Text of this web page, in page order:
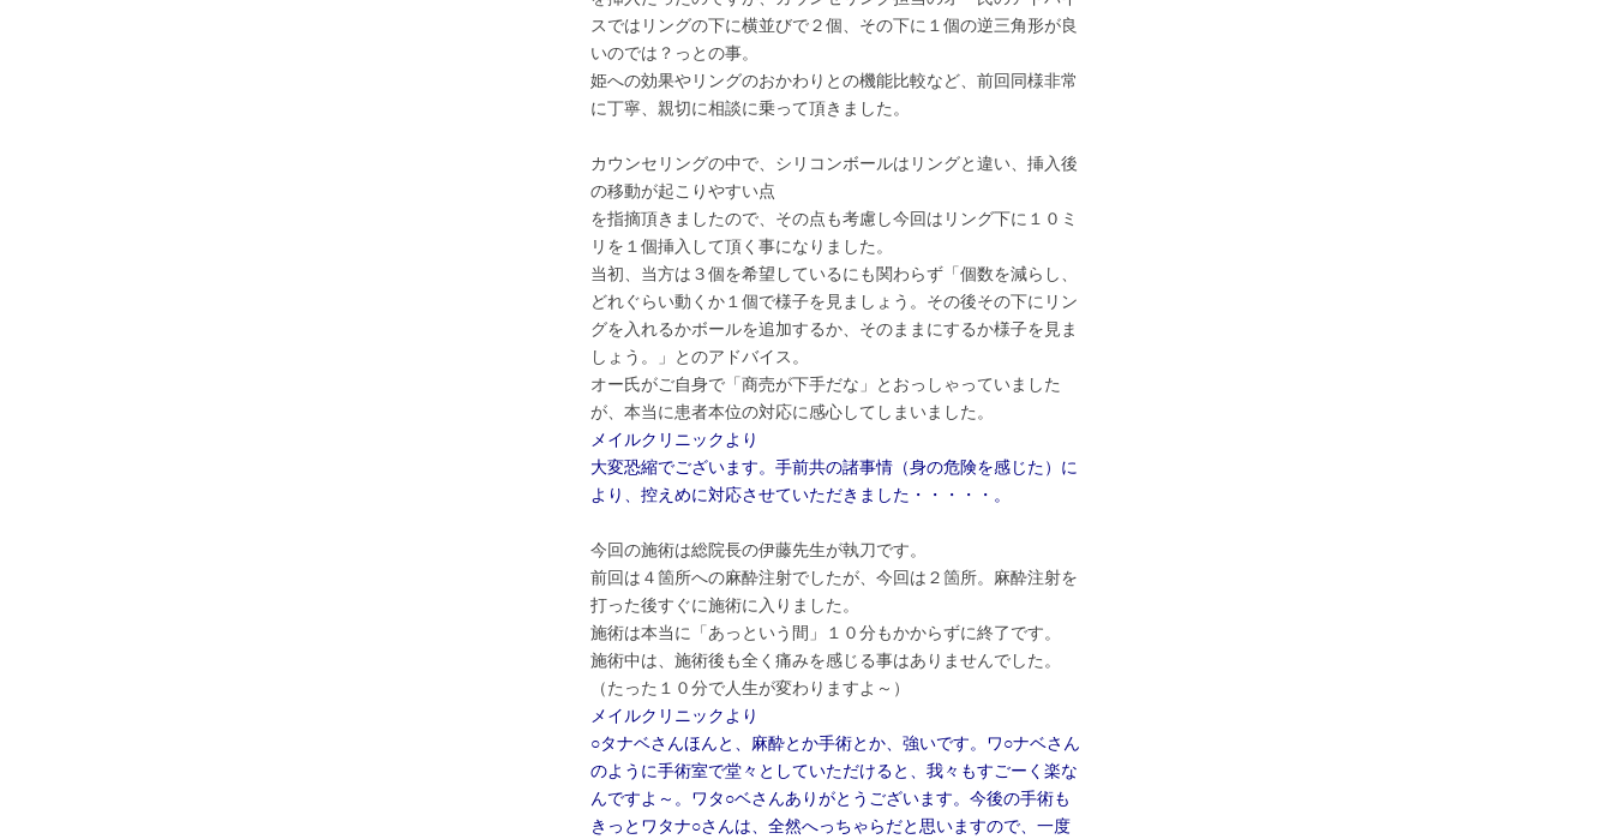
スではリングの下に横並びで２個、その下に１個の逆三角形が良
いのでは？っとの事。
姫への効果やリングのおかわりとの機能比較など、前回同様非常
に丁寧、親切に相談に乗って頂きました。
カウンセリングの中で、シリコンボールはリングと違い、挿入後
の移動が起こりやすい点
を指摘頂きましたので、その点も考慮し今回はリング下に１０ミ
リを１個挿入して頂く事になりました。
当初、当方は３個を希望しているにも関わらず「個数を減らし、
どれぐらい動くか１個で様子を見ましょう。その後その下にリン
グを入れるかボールを追加するか、そのままにするか様子を見ま
しょう。」とのアドバイス。
オー氏がご自身で「商売が下手だな」とおっしゃっていました
が、本当に患者本位の対応に感心してしまいました。
メイルクリニックより
大変恐縮でございます。手前共の諸事情（身の危険を感じた）に
より、控えめに対応させていただきました・・・・・。
今回の施術は総院長の伊藤先生が執刀です。
前回は４箇所への麻酔注射でしたが、今回は２箇所。麻酔注射を
打った後すぐに施術に入りました。
施術は本当に「あっという間」１０分もかからずに終了です。
施術中は、施術後も全く痛みを感じる事はありませんでした。
（たった１０分で人生が変わりますよ～）
メイルクリニックより
○タナベさんほんと、麻酔とか手術とか、強いです。ワ○ナベさん
のように手術室で堂々としていただけると、我々もすごーく楽な
んですよ～。ワタ○ベさんありがとうございます。今後の手術も
きっとワタナ○さんは、全然へっちゃらだと思いますので、一度